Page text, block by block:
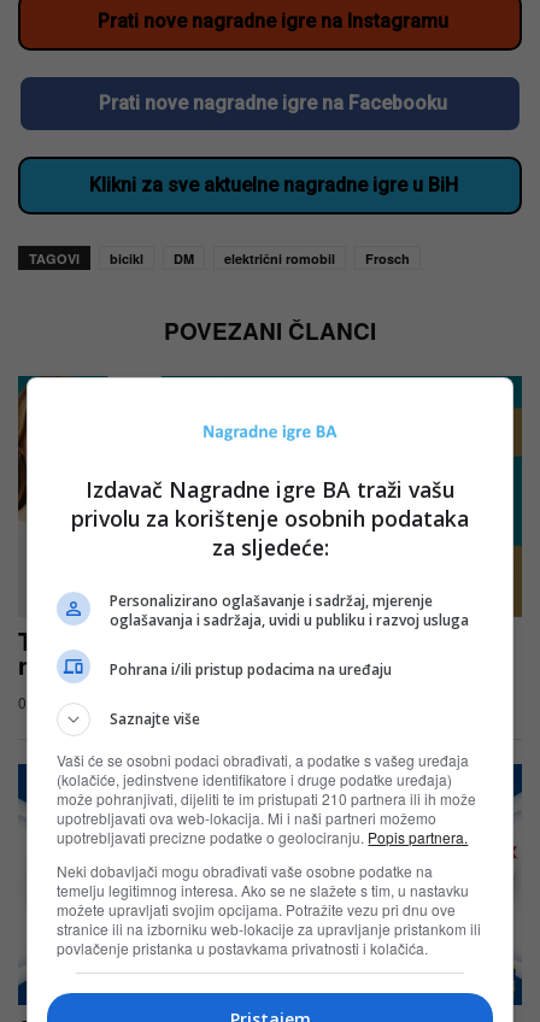
Prati nove nagradne igre na Instagramu
Prati nove nagradne igre na Facebooku
Klikni za sve aktuelne nagradne igre u BiH
TAGOVI bicikl DM električni romobil Frosch
POVEZANI ČLANCI
Tvoja kosa, tvoj OGX trenutak – OGX
nagradna igra u cm-u
03.08.2026
Izdavač Nagradne igre BA traži vašu
privolu za korištenje osobnih podataka
za sljedeće:
Personalizirano oglašavanje i sadržaj, mjerenje
oglašavanja i sadržaja, uvidi u publiku i razvoj usluga
Pohrana i/ili pristup podacima na uređaju
Saznajte više
Vaši će se osobni podaci obrađivati, a podatke s vašeg uređaja
(kolačiće, jedinstvene identifikatore i druge podatke uređaja)
može pohranjivati, dijeliti te im pristupati 210 partnera ili ih može
upotrebljavati ova web-lokacija. Mi i naši partneri možemo
upotrebljavati precizne podatke o geolociranju. Popis partnera.
Neki dobavljači mogu obrađivati vaše osobne podatke na
temelju legitimnog interesa. Ako se ne slažete s tim, u nastavku
možete upravljati svojim opcijama. Potražite vezu pri dnu ove
stranice ili na izborniku web-lokacije za upravljanje pristankom ili
povlačenje pristanka u postavkama privatnosti i kolačića.